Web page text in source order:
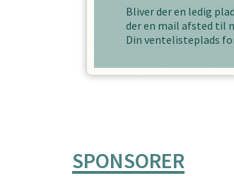
Bliver der en ledig
der en mail afsted til
Din ventelisteplads
SPONSORER